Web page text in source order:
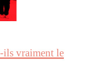
ils vraiment le